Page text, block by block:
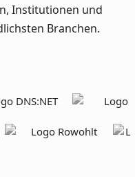
Institutionen und
Branchen.